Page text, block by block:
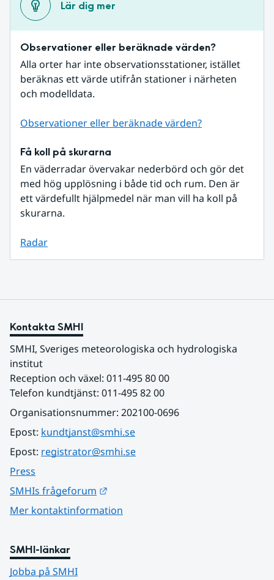
Lär dig mer
Observationer eller beräknade värden?
Alla orter har inte observationsstationer, istället
beräknas ett värde utifrån stationer i närheten
och modelldata.
Observationer eller beräknade värden?
Få koll på skurarna
En väderradar övervakar nederbörd och gör det
med hög upplösning i både tid och rum. Den är
ett värdefullt hjälpmedel när man vill ha koll på
skurarna.
Radar
Kontakta SMHI
SMHI, Sveriges meteorologiska och hydrologiska
institut
Reception och växel: 011-495 80 00
Telefon kundtjänst: 011-495 82 00
Organisationsnummer: 202100-0696
Epost: kundtjanst@smhi.se
Epost: registrator@smhi.se
Press
SMHIs frågeforum
Mer kontaktinformation
SMHI-länkar
Jobba på SMHI